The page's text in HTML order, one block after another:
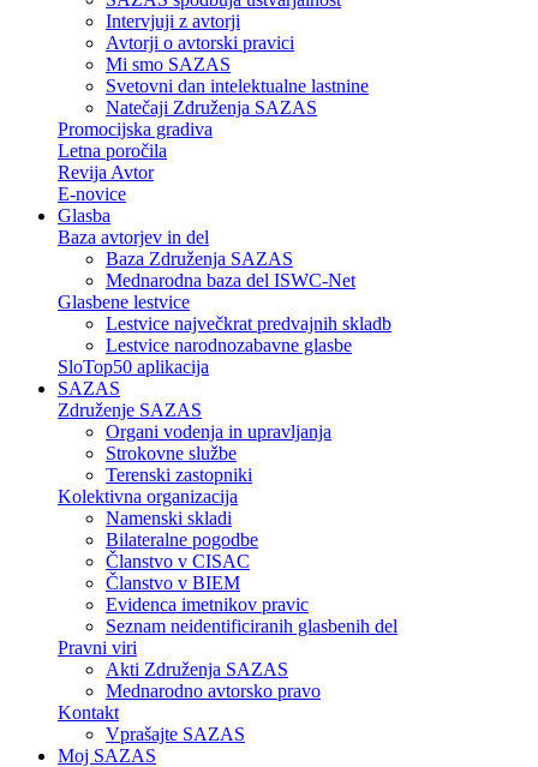
Intervjuji z avtorji
Avtorji o avtorski pravici
Mi smo SAZAS
Svetovni dan intelektualne lastnine
Natečaji Združenja SAZAS
Promocijska gradiva
Letna poročila
Revija Avtor
E-novice
Glasba
Baza avtorjev in del
Baza Združenja SAZAS
Mednarodna baza del ISWC-Net
Glasbene lestvice
Lestvice največkrat predvajnih skladb
Lestvice narodnozabavne glasbe
SloTop50 aplikacija
SAZAS
Združenje SAZAS
Organi vodenja in upravljanja
Strokovne službe
Terenski zastopniki
Kolektivna organizacija
Namenski skladi
Bilateralne pogodbe
Članstvo v CISAC
Članstvo v BIEM
Evidenca imetnikov pravic
Seznam neidentificiranih glasbenih del
Pravni viri
Akti Združenja SAZAS
Mednarodno avtorsko pravo
Kontakt
Vprašajte SAZAS
Moj SAZAS